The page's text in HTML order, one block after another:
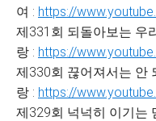
여 : https://
제331회 되돌아보는 우
랑 : https://
제330회 끊어져서는 안
랑 : https://
제329회 넉넉히 이기는